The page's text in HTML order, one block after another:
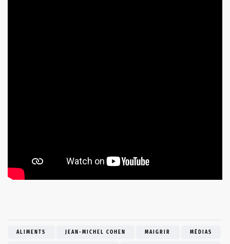
ALIMENTS JEAN-MICHEL COHEN MAIGRIR MÉDIAS